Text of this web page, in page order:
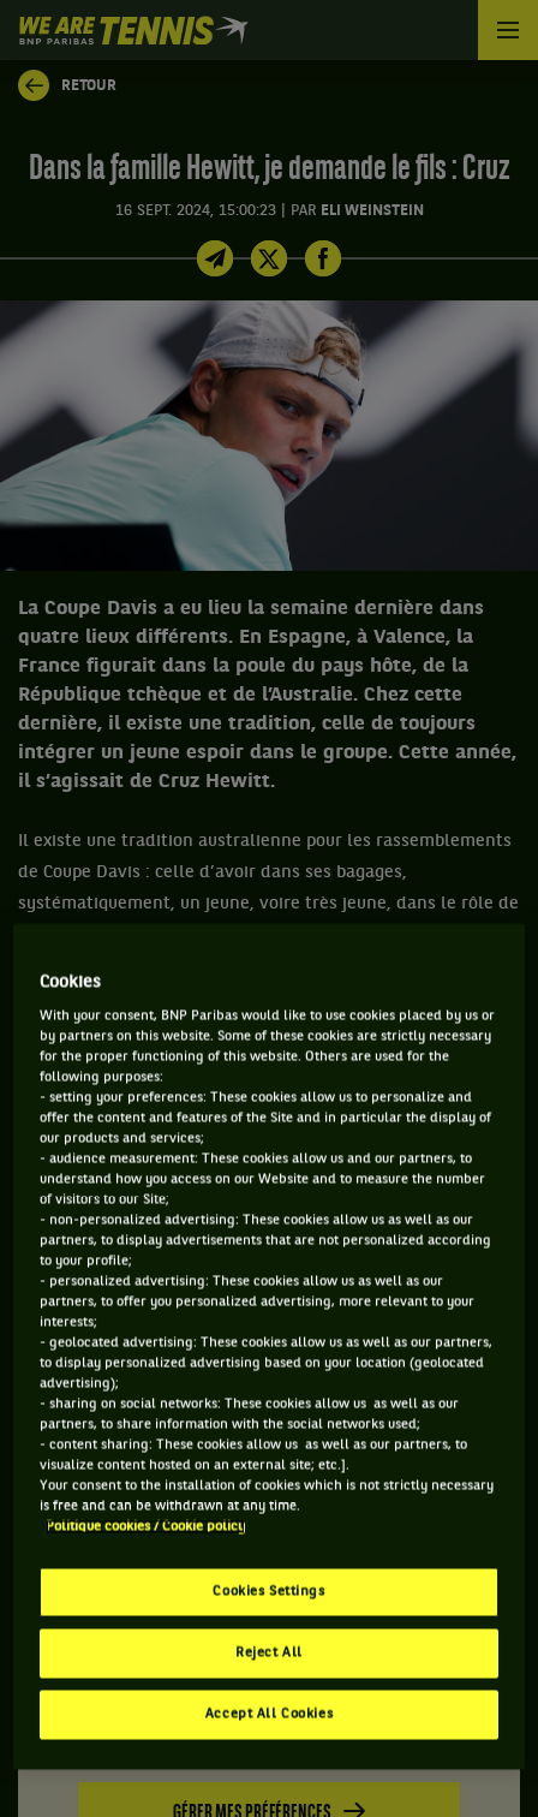
We
are
Tennis
by
Accueil
RETOUR
Dans la famille Hewitt, je demande le fils : Cruz
16 SEPT. 2024, 15:00:23 PAR ELI WEINSTEIN
La Coupe Davis a eu lieu la semaine dernière dans
quatre lieux différents. En Espagne, à Valence, la
France figurait dans la poule du pays hôte, de la
République tchèque et de l’Australie. Chez cette
dernière, il existe une tradition, celle de toujours
intégrer un jeune espoir dans le groupe. Cette année,
il s’agissait de Cruz Hewitt.
Il existe une tradition australienne pour les rassemblements
de Coupe Davis : celle d’avoir dans ses bagages,
systématiquement, un jeune, voire très jeune, dans le rôle de
crème de la crème. Un peu comme un stage d’observation
pour les élèves de 3e.
Cette année, le capitaine australien, Lleyton Hewitt, n’a
pas dérogé à la règle. Effectivement, pour ceux d’entre vous
qui ont regardé un peu la Coupe Davis à la télé, ou pour les
plus chanceux qui se trouvaient sur place à Valence, vous
avez sans doute remarqué une (très) jeune tête blonde sur le
banc des « Green and Gold ».
IL LÂCHE UN « COME ON » QUI RAPPELLE FORCÉMENT
QUELQU’UN
En regardant celui-ci avec un peu plus d’attention, je me
souviens m'être fait la réflexion suivante : « Tiens, il a l’air
très jeune lui, mais il me fait penser à quelqu’un.
tandis que la réalisation s’attardait sur lui, alors qu’il était
simple sparring, je me suis dit qu’il y avait forcément un truc.
s’agissait bien de Cruz Hewitt, fils de Lleyton.
Vous devez accepter les cookies de type
"Réseaux sociaux" pour pouvoir accéder à ce
Cookies
With your consent, BNP Paribas would like to use cookies placed by us or
by partners on this website. Some of these cookies are strictly necessary
for the proper functioning of this website. Others are used for the
following purposes:
- setting your preferences: These cookies allow us to personalize and
offer the content and features of the Site and in particular the display of
our products and services;
- audience measurement: These cookies allow us and our partners, to
understand how you access on our Website and to measure the number
of visitors to our Site;
- non-personalized advertising: These cookies allow us as well as our
partners, to display advertisements that are not personalized according
to your profile;
- personalized advertising: These cookies allow us as well as our
partners, to offer you personalized advertising, more relevant to your
interests;
- geolocated advertising: These cookies allow us as well as our partners,
to display personalized advertising based on your location (geolocated
advertising);
- sharing on social networks: These cookies allow us as well as our
partners, to share information with the social networks used;
- content sharing: These cookies allow us as well as our partners, to
visualize content hosted on an external site; etc.].
Your consent to the installation of cookies which is not strictly necessary
is free and can be withdrawn at any time.
Politique cookies / Cookie policy
Cookies Settings
Reject All
Accept All Cookies